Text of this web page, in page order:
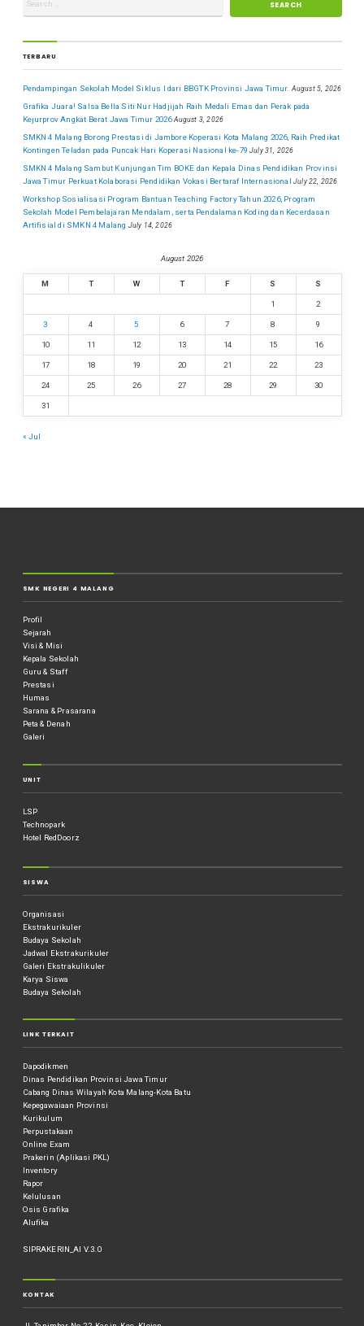
TERBARU
Pendampingan Sekolah Model Siklus I dari BBGTK Provinsi Jawa Timur. August 5, 2026
Grafika Juara! Salsa Bella Siti Nur Hadjijah Raih Medali Emas dan Perak pada
Kejurprov Angkat Berat Jawa Timur 2026 August 3, 2026
SMKN 4 Malang Borong Prestasi di Jambore Koperasi Kota Malang 2026, Raih Predikat
Kontingen Teladan pada Puncak Hari Koperasi Nasional ke-79 July 31, 2026
SMKN 4 Malang Sambut Kunjungan Tim BOKE dan Kepala Dinas Pendidikan Provinsi
Jawa Timur Perkuat Kolaborasi Pendidikan Vokasi Bertaraf Internasional July 22, 2026
Workshop Sosialisasi Program Bantuan Teaching Factory Tahun 2026, Program
Sekolah Model Pembelajaran Mendalam, serta Pendalaman Koding dan Kecerdasan
Artifisial di SMKN 4 Malang July 14, 2026
August 2026
M T W T F S S
1 2
3 4 5 6 7 8 9
10 11 12 13 14 15 16
17 18 19 20 21 22 23
24 25 26 27 28 29 30
31
« Jul
SMK NEGERI 4 MALANG
Profil
Sejarah
Visi & Misi
Kepala Sekolah
Guru & Staff
Prestasi
Humas
Sarana & Prasarana
Peta & Denah
Galeri
UNIT
LSP
Technopark
Hotel RedDoorz
SISWA
Organisasi
Ekstrakurikuler
Budaya Sekolah
Jadwal Ekstrakurikuler
Galeri Ekstrakulikuler
Karya Siswa
Budaya Sekolah
LINK TERKAIT
Dapodikmen
Dinas Pendidikan Provinsi Jawa Timur
Cabang Dinas Wilayah Kota Malang-Kota Batu
Kepegawaiaan Provinsi
Kurikulum
Perpustakaan
Online Exam
Prakerin (Aplikasi PKL)
Inventory
Rapor
Kelulusan
Osis Grafika
Alufika
SIPRAKERIN_AI V.3.0
KONTAK